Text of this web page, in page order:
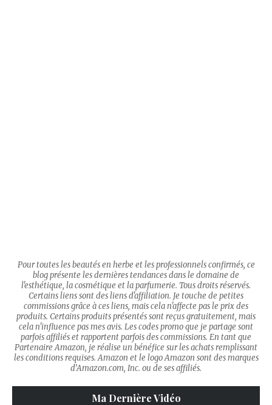
Pour toutes les beautés en herbe et les professionnels confirmés, ce
blog présente les dernières tendances dans le domaine de
l'esthétique, la cosmétique et la parfumerie. Tous droits réservés.
Certains liens sont des liens d'affiliation. Je touche de petites
commissions grâce à ces liens, mais cela n'affecte pas le prix des
produits. Certains produits présentés sont reçus gratuitement, mais
cela n'influence pas mes avis. Les codes promo que je partage sont
parfois affiliés et rapportent parfois des commissions. En tant que
Partenaire Amazon, je réalise un bénéfice sur les achats remplissant
les conditions requises. Amazon et le logo Amazon sont des marques
d’Amazon.com, Inc. ou de ses affiliés.
Ma Dernière Vidéo